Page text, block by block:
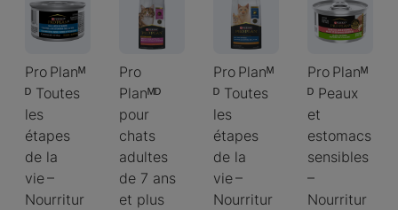
Pro Planᴹ
ᴰ Toutes
les
étapes
de la
vie –
Nourritur
Pro
Planᴹᴰ
pour
chats
adultes
de 7 ans
et plus
Pro Planᴹ
ᴰ Toutes
les
étapes
de la
vie –
Nourritur
Pro Planᴹ
ᴰ Peaux
et
estomacs
sensibles
–
Nourritur